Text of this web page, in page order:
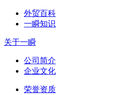
外贸百科
一瞬知识
关于一瞬
公司简介
企业文化
荣誉资质